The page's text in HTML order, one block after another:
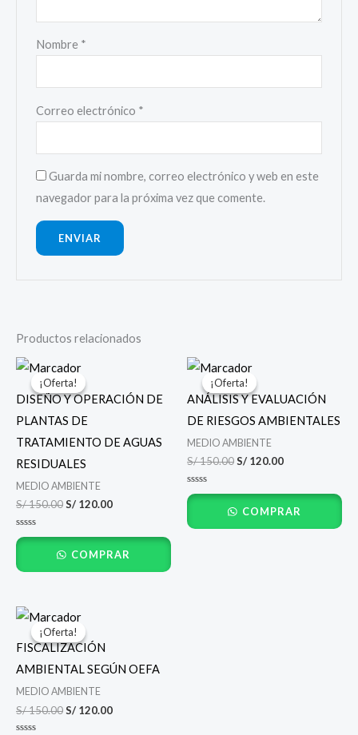
Nombre *
Correo electrónico *
Guarda mi nombre, correo electrónico y web en este
navegador para la próxima vez que comente.
Productos relacionados
¡Oferta!
¡Oferta!
DISEÑO Y OPERACIÓN DE
PLANTAS DE
TRATAMIENTO DE AGUAS
RESIDUALES
MEDIO AMBIENTE
S/150.00
El
precio
original
era:
S/ 150.00.
S/ 120.00
actual
es:
Valorado
con
de
5
COMPRAR
¡Oferta!
¡Oferta!
ANÁLISIS Y EVALUACIÓN
DE RIESGOS AMBIENTALES
MEDIO AMBIENTE
S/150.00
El
precio
original
era:
S/ 150.00.
S/ 120.00
actual
es:
S/ 120.00.
Valorado
con
de
5
COMPRAR
¡Oferta!
¡Oferta!
FISCALIZACIÓN
AMBIENTAL SEGÚN OEFA
MEDIO AMBIENTE
S/150.00
El
precio
original
era:
S/ 150.00.
S/ 120.00
S/ 120.00.